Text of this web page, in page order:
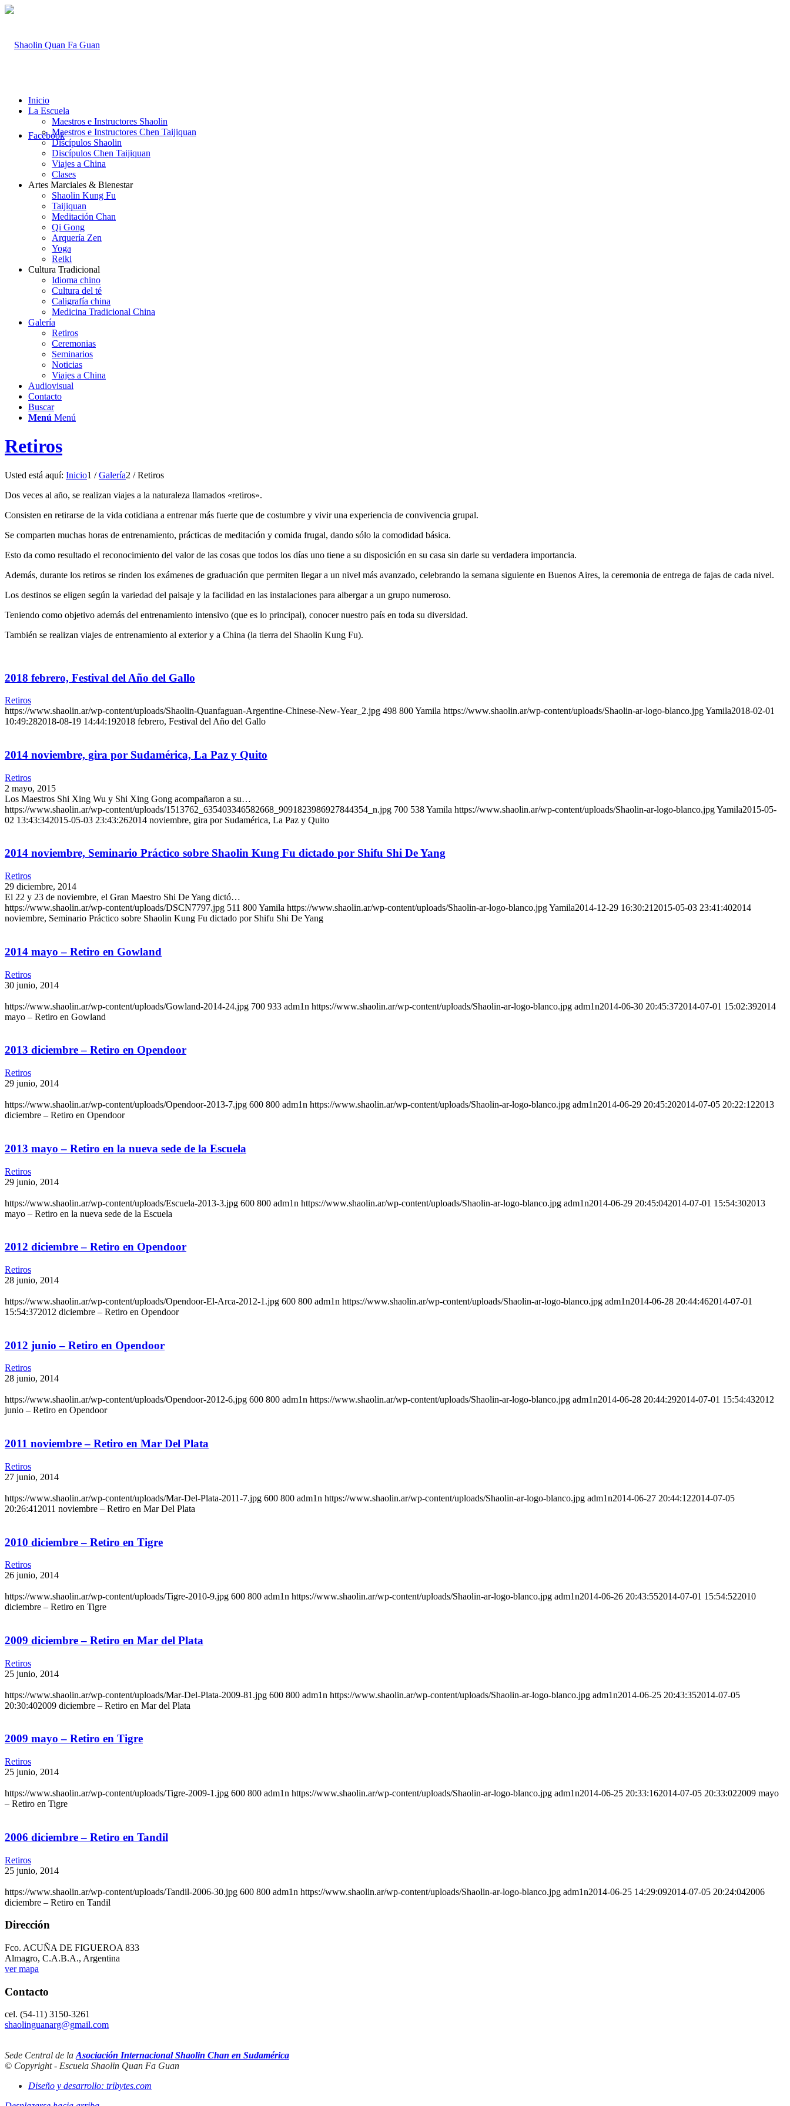
Facebook
Inicio
La Escuela
Maestros e Instructores Shaolin
Maestros e Instructores Chen Taijiquan
Discípulos Shaolin
Discípulos Chen Taijiquan
Viajes a China
Clases
Artes Marciales & Bienestar
Shaolin Kung Fu
Taijiquan
Meditación Chan
Qi Gong
Arquería Zen
Yoga
Reiki
Cultura Tradicional
Idioma chino
Cultura del té
Caligrafía china
Medicina Tradicional China
Galería
Retiros
Ceremonias
Seminarios
Noticias
Viajes a China
Audiovisual
Contacto
Buscar
Menú Menú
Retiros
Usted está aquí: Inicio1 / Galería2 / Retiros
Dos veces al año, se realizan viajes a la naturaleza llamados «retiros».
Consisten en retirarse de la vida cotidiana a entrenar más fuerte que de costumbre y vivir una experiencia de convivencia grupal.
Se comparten muchas horas de entrenamiento, prácticas de meditación y comida frugal, dando sólo la comodidad básica.
Esto da como resultado el reconocimiento del valor de las cosas que todos los días uno tiene a su disposición en su casa sin darle su verdadera importancia.
Además, durante los retiros se rinden los exámenes de graduación que permiten llegar a un nivel más avanzado, celebrando la semana siguiente en Buenos Aires, la ceremonia de entrega de fajas de cada nivel.
Los destinos se eligen según la variedad del paisaje y la facilidad en las instalaciones para albergar a un grupo numeroso.
Teniendo como objetivo además del entrenamiento intensivo (que es lo principal), conocer nuestro país en toda su diversidad.
También se realizan viajes de entrenamiento al exterior y a China (la tierra del Shaolin Kung Fu).
2018 febrero, Festival del Año del Gallo
Retiros
https://www.shaolin.ar/wp-content/uploads/Shaolin-Quanfaguan-Argentine-Chinese-New-Year_2.jpg 498 800Yamila https://www.shaolin.ar/wp-content/uploads/Shaolin-ar-logo-blanco.jpgYamila2018-02-01
10:49:282018-08-19 14:44:192018 febrero, Festival del Año del Gallo
2014 noviembre, gira por Sudamérica, La Paz y Quito
Retiros
2 mayo, 2015
Los Maestros Shi Xing Wu y Shi Xing Gong acompañaron a su…
https://www.shaolin.ar/wp-content/uploads/1513762_635403346582668_9091823986927844354_n.jpg 700 538Yamila https://www.shaolin.ar/wp-content/uploads/Shaolin-ar-logo-blanco.jpgYamila2015-05-
02 13:43:342015-05-03 23:43:262014 noviembre, gira por Sudamérica, La Paz y Quito
2014 noviembre, Seminario Práctico sobre Shaolin Kung Fu dictado por Shifu Shi De Yang
Retiros
29 diciembre, 2014
El 22 y 23 de noviembre, el Gran Maestro Shi De Yang dictó…
https://www.shaolin.ar/wp-content/uploads/DSCN7797.jpg 511 800Yamila https://www.shaolin.ar/wp-content/uploads/Shaolin-ar-logo-blanco.jpgYamila2014-12-29 16:30:21 2015-05-03 23:41:402014
noviembre, Seminario Práctico sobre Shaolin Kung Fu dictado por Shifu Shi De Yang
2014 mayo – Retiro en Gowland
Retiros
30 junio, 2014
https://www.shaolin.ar/wp-content/uploads/Gowland-2014-24.jpg 700 933 adm1n https://www.shaolin.ar/wp-content/uploads/Shaolin-ar-logo-blanco.jpg adm1n2014-06-30 20:45:372014-07-01 15:02:392014
mayo – Retiro en Gowland
2013 diciembre – Retiro en Opendoor
Retiros
29 junio, 2014
https://www.shaolin.ar/wp-content/uploads/Opendoor-2013-7.jpg 600 800 adm1n https://www.shaolin.ar/wp-content/uploads/Shaolin-ar-logo-blanco.jpg adm1n2014-06-29 20:45:202014-07-05 20:22:122013
diciembre – Retiro en Opendoor
2013 mayo – Retiro en la nueva sede de la Escuela
Retiros
29 junio, 2014
https://www.shaolin.ar/wp-content/uploads/Escuela-2013-3.jpg 600 800 adm1n https://www.shaolin.ar/wp-content/uploads/Shaolin-ar-logo-blanco.jpg adm1n2014-06-29 20:45:042014-07-01 15:54:302013
mayo – Retiro en la nueva sede de la Escuela
2012 diciembre – Retiro en Opendoor
Retiros
28 junio, 2014
https://www.shaolin.ar/wp-content/uploads/Opendoor-El-Arca-2012-1.jpg 600 800 adm1n https://www.shaolin.ar/wp-content/uploads/Shaolin-ar-logo-blanco.jpg adm1n2014-06-28 20:44:462014-07-01
15:54:372012 diciembre – Retiro en Opendoor
2012 junio – Retiro en Opendoor
Retiros
28 junio, 2014
https://www.shaolin.ar/wp-content/uploads/Opendoor-2012-6.jpg 600 800 adm1n https://www.shaolin.ar/wp-content/uploads/Shaolin-ar-logo-blanco.jpg adm1n2014-06-28 20:44:292014-07-01 15:54:432012
junio – Retiro en Opendoor
2011 noviembre – Retiro en Mar Del Plata
Retiros
27 junio, 2014
https://www.shaolin.ar/wp-content/uploads/Mar-Del-Plata-2011-7.jpg 600 800 adm1n https://www.shaolin.ar/wp-content/uploads/Shaolin-ar-logo-blanco.jpg adm1n2014-06-27 20:44:122014-07-05
20:26:41 2011 noviembre – Retiro en Mar Del Plata
2010 diciembre – Retiro en Tigre
Retiros
26 junio, 2014
https://www.shaolin.ar/wp-content/uploads/Tigre-2010-9.jpg 600 800 adm1n https://www.shaolin.ar/wp-content/uploads/Shaolin-ar-logo-blanco.jpg adm1n2014-06-26 20:43:552014-07-01 15:54:522010
diciembre – Retiro en Tigre
2009 diciembre – Retiro en Mar del Plata
Retiros
25 junio, 2014
https://www.shaolin.ar/wp-content/uploads/Mar-Del-Plata-2009-81.jpg 600 800 adm1n https://www.shaolin.ar/wp-content/uploads/Shaolin-ar-logo-blanco.jpg adm1n2014-06-25 20:43:352014-07-05
20:30:402009 diciembre – Retiro en Mar del Plata
2009 mayo – Retiro en Tigre
Retiros
25 junio, 2014
https://www.shaolin.ar/wp-content/uploads/Tigre-2009-1.jpg 600 800 adm1n https://www.shaolin.ar/wp-content/uploads/Shaolin-ar-logo-blanco.jpg adm1n2014-06-25 20:33:162014-07-05 20:33:022009 mayo
– Retiro en Tigre
2006 diciembre – Retiro en Tandil
Retiros
25 junio, 2014
https://www.shaolin.ar/wp-content/uploads/Tandil-2006-30.jpg 600 800 adm1n https://www.shaolin.ar/wp-content/uploads/Shaolin-ar-logo-blanco.jpg adm1n2014-06-25 14:29:092014-07-05 20:24:042006
diciembre – Retiro en Tandil
Dirección
Fco. ACUÑA DE FIGUEROA 833
Almagro, C.A.B.A., Argentina
ver mapa
Contacto
cel. (54-11) 3150-3261
shaolinguanarg@gmail.com
Sede Central de laAsociación Internacional Shaolin Chan en Sudamérica
© Copyright - Escuela Shaolin Quan Fa Guan
Diseño y desarrollo: tribytes.com